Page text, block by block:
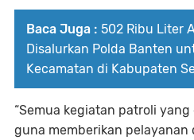
Baca Juga : 502 Ribu Liter
Disalurkan Polda Banten
Kecamatan di Kabupaten
“Semua kegiatan patroli
guna memberikan pelayanan